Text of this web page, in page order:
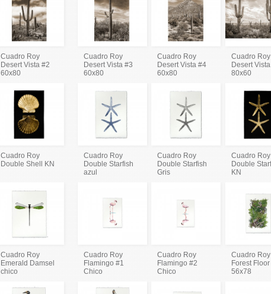
Cuadro Roy
Desert Vista #2
60x80
Cuadro Roy
Desert Vista #3
60x80
Cuadro Roy
Desert Vista #4
60x80
Cuadro Roy
Desert
80x60
Cuadro Roy
Double Shell KN
Cuadro Roy
Double Starfish
azul
Cuadro Roy
Double Starfish
Gris
Cuadro Roy
Double
KN
Cuadro Roy
Emerald Damsel
chico
Cuadro Roy
Flamingo #1
Chico
Cuadro Roy
Flamingo #2
Chico
Cuadro Roy
Forest Floor
56x78